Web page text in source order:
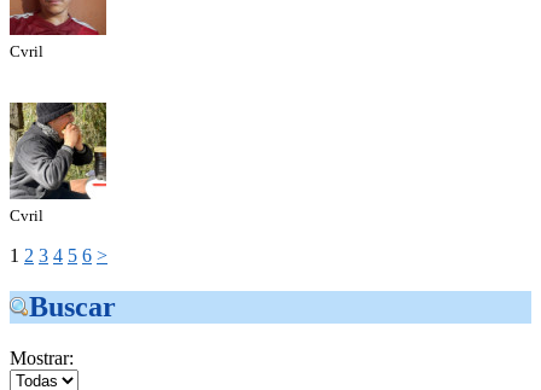
Cvril
Cvril
1 2 3 4 5 6 >
Buscar
Mostrar: